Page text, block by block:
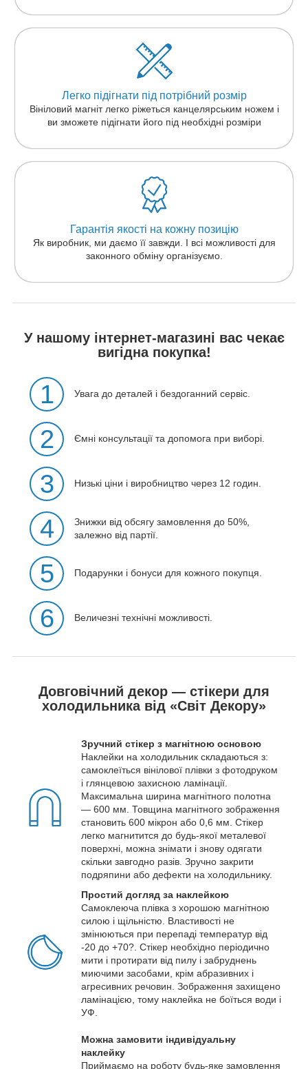
Легко підігнати під потрібний розмір
Вініловий магніт легко ріжеться канцелярським ножем і
ви зможете підігнати його під необхідні розміри
Гарантія якості на кожну позицію
Як виробник, ми даємо її завжди. І всі можливості для
законного обміну організуємо.
У нашому інтернет-магазині вас чекає
вигідна покупка!
1 Увага до деталей і бездоганний сервіс.
2 Ємні консультації та допомога при виборі.
3 Низькі ціни і виробництво через 12 годин.
4
Знижки від обсягу замовлення до 50%,
залежно від партії.
5 Подарунки і бонуси для кожного покупця.
6 Величезні технічні можливості.
Довговічний декор — стікери для
холодильника від «Світ Декору»
Зручний стікер з магнітною основою
Наклейки на холодильник складаються з:
самоклеїться вінілової плівки з фотодруком
і глянцевою захисною ламінації.
Максимальна ширина магнітного полотна
— 600 мм. Товщина магнітного зображення
становить 600 мікрон або 0,6 мм. Стікер
легко магнитится до будь-якої металевої
поверхні, можна знімати і знову одягати
скільки завгодно разів. Зручно закрити
подряпини або дефекти на холодильнику.
Простий догляд за наклейкою
Самоклеюча плівка з хорошою магнітною
силою і щільністю. Властивості не
змінюються при перепаді температур від
-20 до +70?. Стікер необхідно періодично
мити і протирати від пилу і забруднень
миючими засобами, крім абразивних і
агресивних речовин. Зображення захищено
ламінацією, тому наклейка не боїться води і
УФ.
Можна замовити індивідуальну
наклейку
Приймаємо на роботу будь-яке замовлення